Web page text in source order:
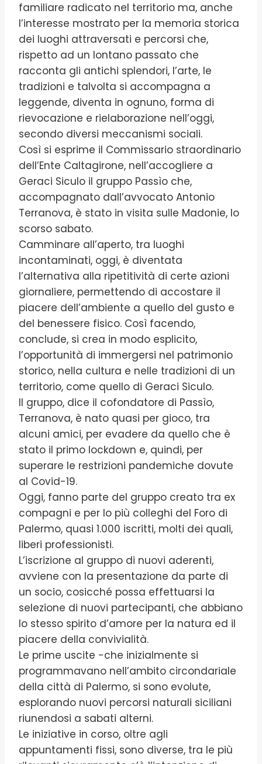
familiare radicato nel territorio ma, anche
l’interesse mostrato per la memoria storica
dei luoghi attraversati e percorsi che,
rispetto ad un lontano passato che
racconta gli antichi splendori, l’arte, le
tradizioni e talvolta si accompagna a
leggende, diventa in ognuno, forma di
rievocazione e rielaborazione nell’oggi,
secondo diversi meccanismi sociali.
Così si esprime il Commissario straordinario
dell’Ente Caltagirone, nell’accogliere a
Geraci Siculo il gruppo Passìo che,
accompagnato dall’avvocato Antonio
Terranova, è stato in visita sulle Madonie, lo
scorso sabato.
Camminare all’aperto, tra luoghi
incontaminati, oggi, è diventata
l’alternativa alla ripetitività di certe azioni
giornaliere, permettendo di accostare il
piacere dell’ambiente a quello del gusto e
del benessere fisico. Così facendo,
conclude, si crea in modo esplicito,
l’opportunità di immergersi nel patrimonio
storico, nella cultura e nelle tradizioni di un
territorio, come quello di Geraci Siculo.
Il gruppo, dice il cofondatore di Passìo,
Terranova, è nato quasi per gioco, tra
alcuni amici, per evadere da quello che è
stato il primo lockdown e, quindi, per
superare le restrizioni pandemiche dovute
al Covid-19.
Oggi, fanno parte del gruppo creato tra ex
compagni e per lo più colleghi del Foro di
Palermo, quasi 1.000 iscritti, molti dei quali,
liberi professionisti.
L’iscrizione al gruppo di nuovi aderenti,
avviene con la presentazione da parte di
un socio, cosicché possa effettuarsi la
selezione di nuovi partecipanti, che abbiano
lo stesso spirito d’amore per la natura ed il
piacere della convivialità.
Le prime uscite -che inizialmente si
programmavano nell’ambito circondariale
della città di Palermo, si sono evolute,
esplorando nuovi percorsi naturali siciliani
riunendosi a sabati alterni.
Le iniziative in corso, oltre agli
appuntamenti fissi, sono diverse, tra le più